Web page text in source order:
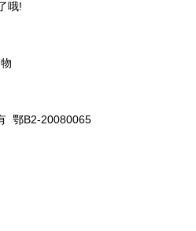
哦!
鄂B2-20080065